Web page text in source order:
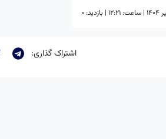
| ساعت: ۱۲:۲۱ | بازدید: 0
اشتراک گذاری: